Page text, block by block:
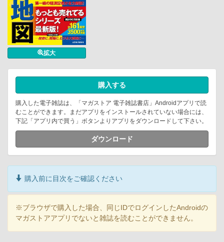
拡大
購入する
購入した電子雑誌は、「マガストア 電子雑誌書店」Androidアプリで読
むことができます。まだアプリをインストールされていない場合には、
下記「アプリ内で買う」ボタンよりアプリをダウンロードして下さい。
ダウンロード
購入前に目次をご確認ください
※ブラウザで購入した場合、同じIDでログインしたAndroidの
マガストアアプリでないと雑誌を読むことができません。